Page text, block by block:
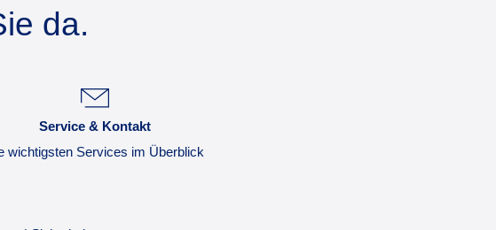
da.
Service & Kontakt
wichtigsten Services im Überblick